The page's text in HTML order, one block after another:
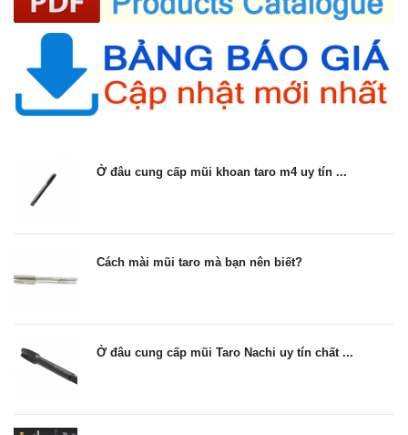
Ở đâu cung cấp mũi khoan taro m4 uy tín ...
Cách mài mũi taro mà bạn nên biết?
Ở đâu cung cấp mũi Taro Nachi uy tín chất ...